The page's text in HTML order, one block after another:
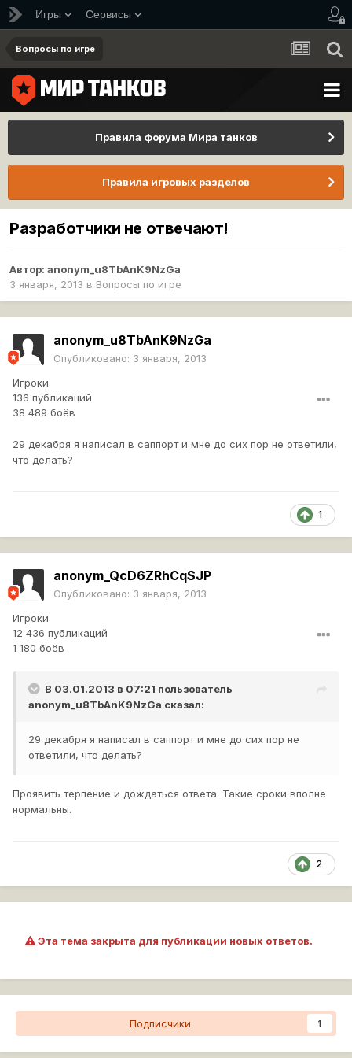
Игры Сервисы
Вопросы по игре
Правила форума Мира танков
Правила игровых разделов
Разработчики не отвечают!
Автор: anonym_u8TbAnK9NzGa
3 января, 2013 в Вопросы по игре
anonym_u8TbAnK9NzGa
Опубликовано: 3 января, 2013
Игроки
136 публикаций
38 489 боёв
29 декабря я написал в саппорт и мне до сих пор не ответили,
что делать?
1
anonym_QcD6ZRhCqSJP
Опубликовано: 3 января, 2013
Игроки
12 436 публикаций
1 180 боёв
В 03.01.2013 в 07:21 пользователь
anonym_u8TbAnK9NzGa сказал:
29 декабря я написал в саппорт и мне до сих пор не
ответили, что делать?
Проявить терпение и дождаться ответа. Такие сроки вполне
нормальны.
2
Эта тема закрыта для публикации новых ответов.
Подписчики 1